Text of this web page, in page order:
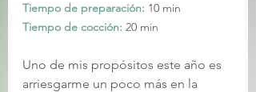
Tiempo de preparación: 10 min
Tiempo de cocción: 20 min
Uno de mis propósitos este año es
arriesgarme un poco más en la